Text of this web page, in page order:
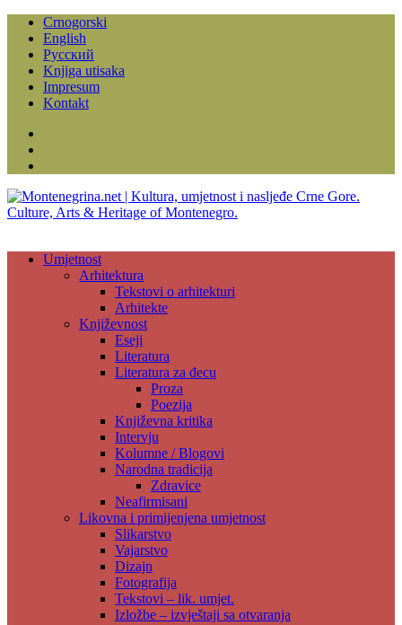
Crnogorski
English
Русский
Knjiga utisaka
Impresum
Kontakt
Umjetnost
Arhitektura
Tekstovi o arhitekturi
Arhitekte
Književnost
Eseji
Literatura
Literatura za đecu
Proza
Poezija
Književna kritika
Intervju
Kolumne / Blogovi
Narodna tradicija
Zdravice
Neafirmisani
Likovna i primijenjena umjetnost
Slikarstvo
Vajarstvo
Dizajn
Fotografija
Tekstovi – lik. umjet.
Izložbe – izvještaji sa otvaranja